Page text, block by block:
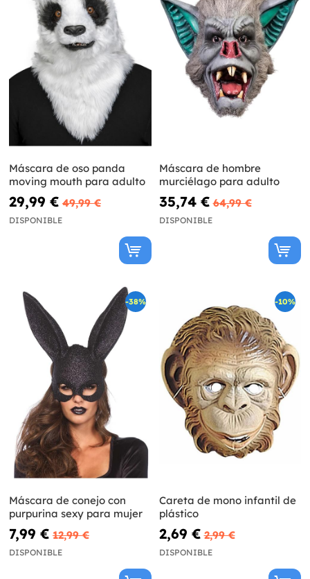
Máscara de oso panda
moving mouth para adulto
29,99 € 49,99 €
DISPONIBLE
Máscara de hombre
murciélago para adulto
35,74 € 64,99 €
DISPONIBLE
-38%
Máscara de conejo con
purpurina sexy para mujer
7,99 € 12,99 €
DISPONIBLE
-10%
Careta de mono infantil de
plástico
2,69 € 2,99 €
DISPONIBLE